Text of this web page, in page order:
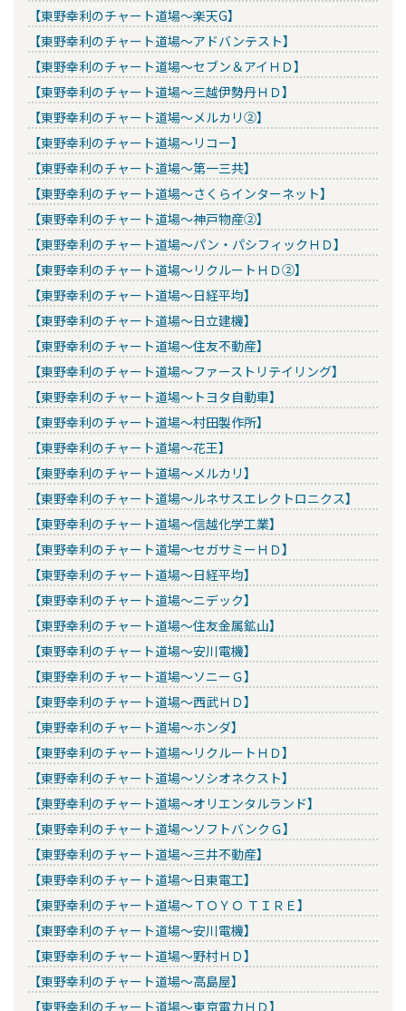
【東野幸利のチャート道場～楽天G】
【東野幸利のチャート道場～アドバンテスト】
【東野幸利のチャート道場～セブン＆アイＨＤ】
【東野幸利のチャート道場～三越伊勢丹ＨＤ】
【東野幸利のチャート道場～メルカリ②】
【東野幸利のチャート道場～リコー】
【東野幸利のチャート道場～第一三共】
【東野幸利のチャート道場～さくらインターネット】
【東野幸利のチャート道場～神戸物産②】
【東野幸利のチャート道場～パン・パシフィックＨＤ】
【東野幸利のチャート道場～リクルートＨＤ②】
【東野幸利のチャート道場～日経平均】
【東野幸利のチャート道場～日立建機】
【東野幸利のチャート道場～住友不動産】
【東野幸利のチャート道場～ファーストリテイリング】
【東野幸利のチャート道場～トヨタ自動車】
【東野幸利のチャート道場～村田製作所】
【東野幸利のチャート道場～花王】
【東野幸利のチャート道場～メルカリ】
【東野幸利のチャート道場～ルネサスエレクトロニクス】
【東野幸利のチャート道場～信越化学工業】
【東野幸利のチャート道場～セガサミーＨＤ】
【東野幸利のチャート道場～日経平均】
【東野幸利のチャート道場～ニデック】
【東野幸利のチャート道場～住友金属鉱山】
【東野幸利のチャート道場～安川電機】
【東野幸利のチャート道場～ソニーＧ】
【東野幸利のチャート道場～西武ＨＤ】
【東野幸利のチャート道場～ホンダ】
【東野幸利のチャート道場～リクルートＨＤ】
【東野幸利のチャート道場～ソシオネクスト】
【東野幸利のチャート道場～オリエンタルランド】
【東野幸利のチャート道場～ソフトバンクＧ】
【東野幸利のチャート道場～三井不動産】
【東野幸利のチャート道場～日東電工】
【東野幸利のチャート道場～ＴＯＹＯ ＴＩＲＥ】
【東野幸利のチャート道場～安川電機】
【東野幸利のチャート道場～野村ＨＤ】
【東野幸利のチャート道場～高島屋】
【東野幸利のチャート道場～東京電力ＨＤ】